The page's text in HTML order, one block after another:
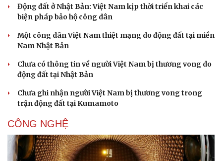
Động đất ở Nhật Bản: Việt Nam kịp thời triển khai các
biện pháp bảo hộ công dân
Một công dân Việt Nam thiệt mạng do động đất tại miền
Nam Nhật Bản
Chưa có thông tin về người Việt Nam bị thương vong do
động đất tại Nhật Bản
Chưa ghi nhận người Việt Nam bị thương vong trong
trận động đất tại Kumamoto
CÔNG NGHỆ